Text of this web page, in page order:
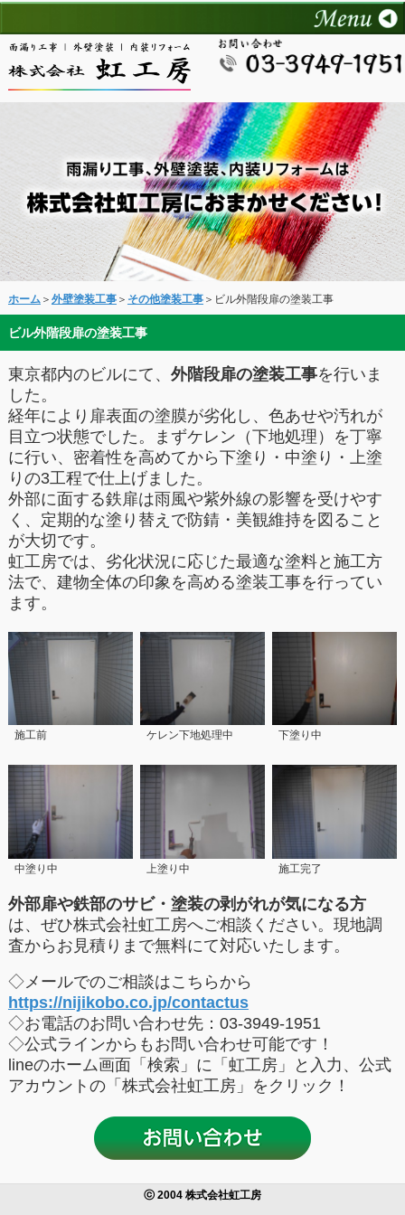
ホーム＞ 外壁塗装工事＞ その他塗装工事＞ビル外階段扉の塗装工事
ビル外階段扉の塗装工事
東京都内のビルにて、 外階段扉の塗装工事を行いま
した。
経年により扉表面の塗膜が劣化し、色あせや汚れが
目立つ状態でした。まずケレン（下地処理）を丁寧
に行い、密着性を高めてから下塗り・中塗り・上塗
りの3工程で仕上げました。
外部に面する鉄扉は雨風や紫外線の影響を受けやす
く、定期的な塗り替えで防錆・美観維持を図ること
が大切です。
虹工房では、劣化状況に応じた最適な塗料と施工方
法で、建物全体の印象を高める塗装工事を行ってい
ます。
施工前 ケレン下地処理中 下塗り中
中塗り中 上塗り中 施工完了
外部扉や鉄部のサビ・塗装の剥がれが気になる方
は、ぜひ株式会社虹工房へご相談ください。現地調
査からお見積りまで無料にて対応いたします。
◇メールでのご相談はこちらから
https://nijikobo.co.jp/contactus
◇お電話のお問い合わせ先：03-3949-1951
◇公式ラインからもお問い合わせ可能です！
lineのホーム画面「検索」に「虹工房」と入力、公式
アカウントの「株式会社虹工房」をクリック！
ⓒ 2004 株式会社虹工房